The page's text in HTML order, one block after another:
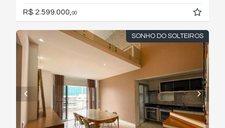
R$ 2.599.000, 00
SONHO DO SOLTEIROS